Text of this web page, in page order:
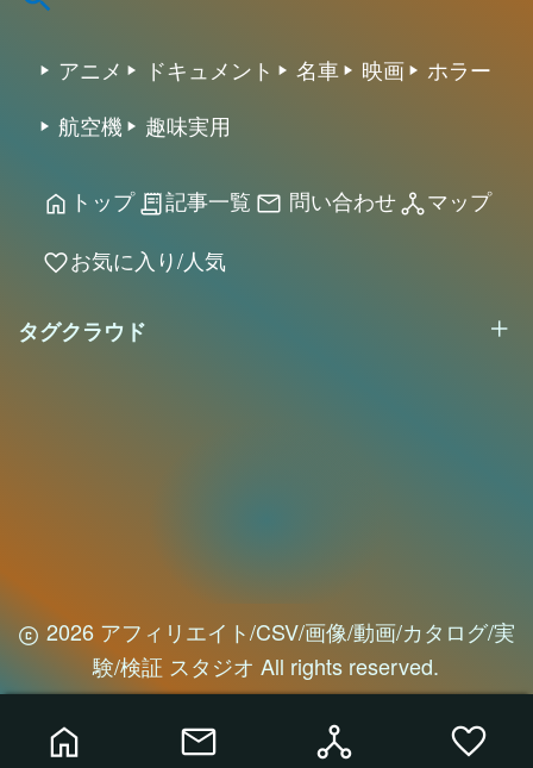
home mail network_node favorite
アニメ ドキュメント 名車 映画
ホラー
航空機
趣味実用
home トップreceipt_long記事一覧 mail 問い合わせnetwork_nodeマップ
favoriteお気に入り/人気
タグクラウド
2026 アフィリエイト/CSV/画像/動画/カタログ/実
験/検証 スタジオ All rights reserved.